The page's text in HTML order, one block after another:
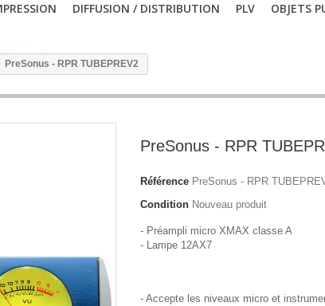
DIFFUSION / DISTRIBUTION PLV OBJETS
PreSonus - RPR TUBEPREV2
PreSonus - RPR
Référence PreSonus - RPR
Condition Nouveau produit
- Préampli micro XMAX classe A
- Lampe 12AX7
- Accepte les niveaux micro et